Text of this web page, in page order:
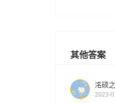
其他答案
洺硕
2023-